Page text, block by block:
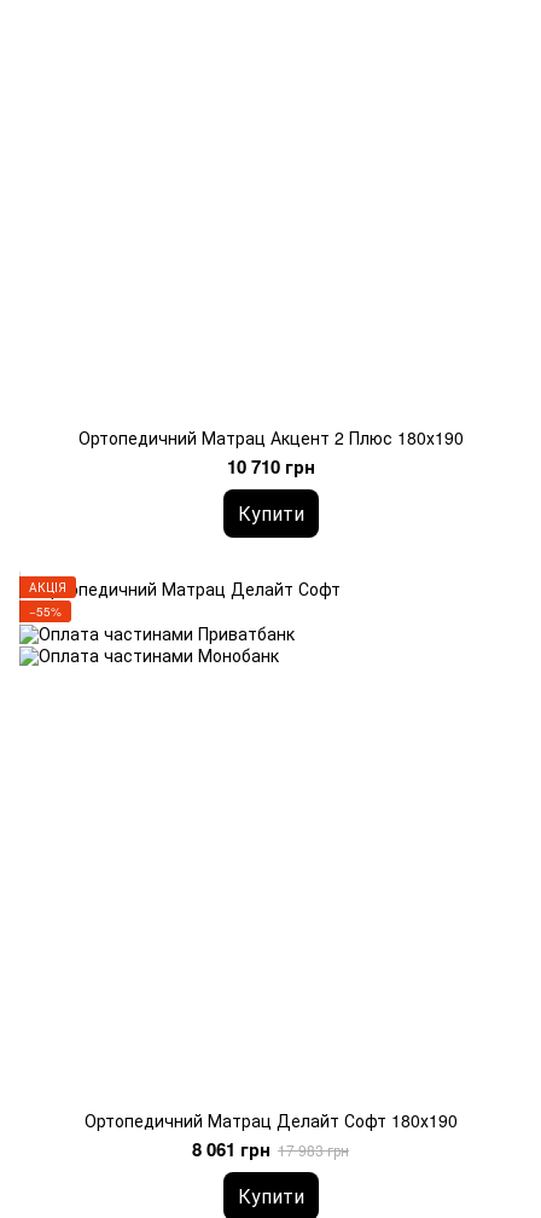
Ортопедичний Матрац Акцент 2 Плюс 180х190
10 710 грн
Купити
АКЦІЯ
−55%
Ортопедичний Матрац Делайт Софт 180х190
8 061 грн 17 983 грн
Купити